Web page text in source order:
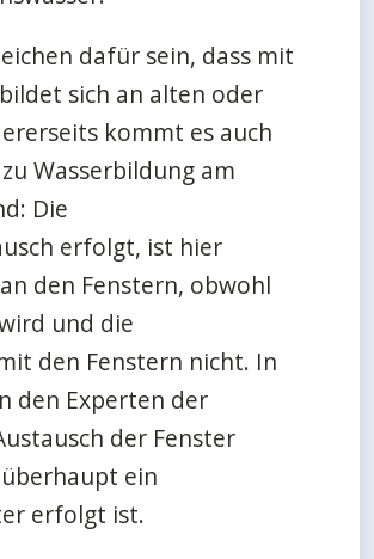
dafür sein, dass mit
sich an alten oder
kommt es auch
Wasserbildung am
Die
erfolgt, ist hier
den Fenstern, obwohl
und die
den Fenstern nicht. In
den Experten der
der Fenster
ein
erfolgt ist.